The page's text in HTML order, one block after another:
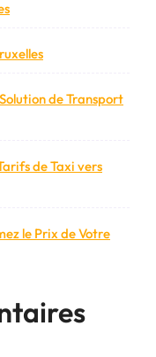
et
de Transport
de Taxi vers
le Prix de Votre